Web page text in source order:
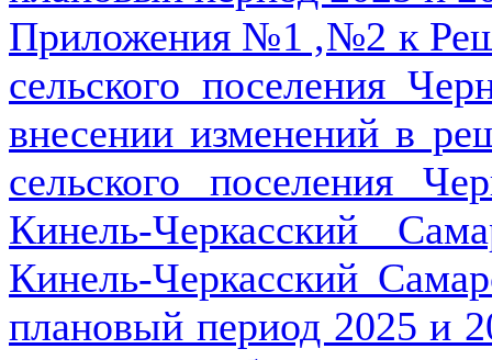
Приложения №1 ,№2 к
сельского поселения
внесении изменений в
сельского поселения
Кинель-Черкасский
Кинель-Черкасский
плановый период 2025 и